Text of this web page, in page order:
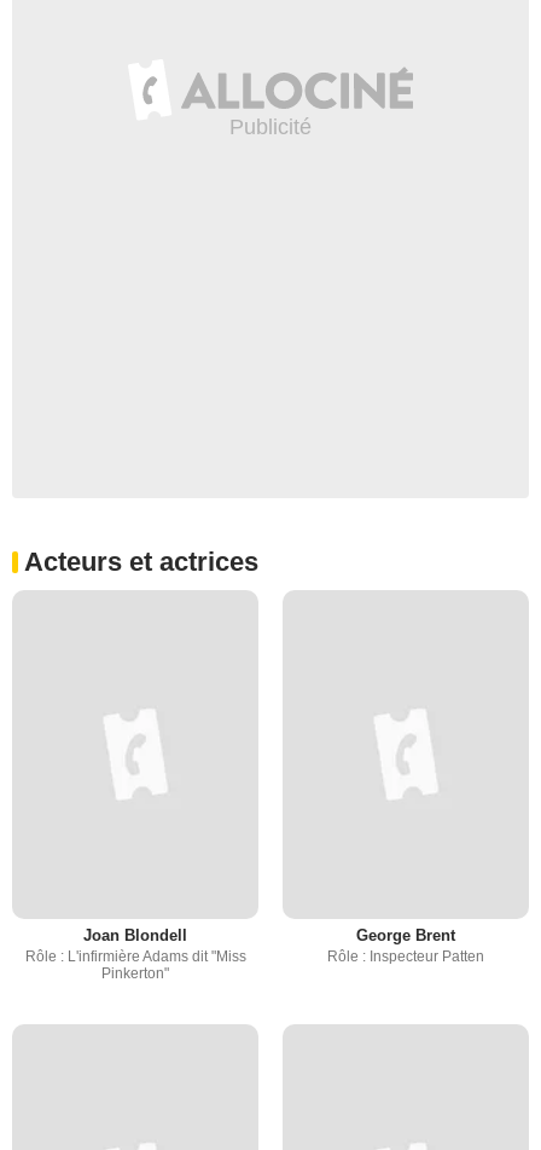
Acteurs et actrices
Joan Blondell
Rôle : L'infirmière Adams dit "Miss
Pinkerton"
George Brent
Rôle : Inspecteur Patten